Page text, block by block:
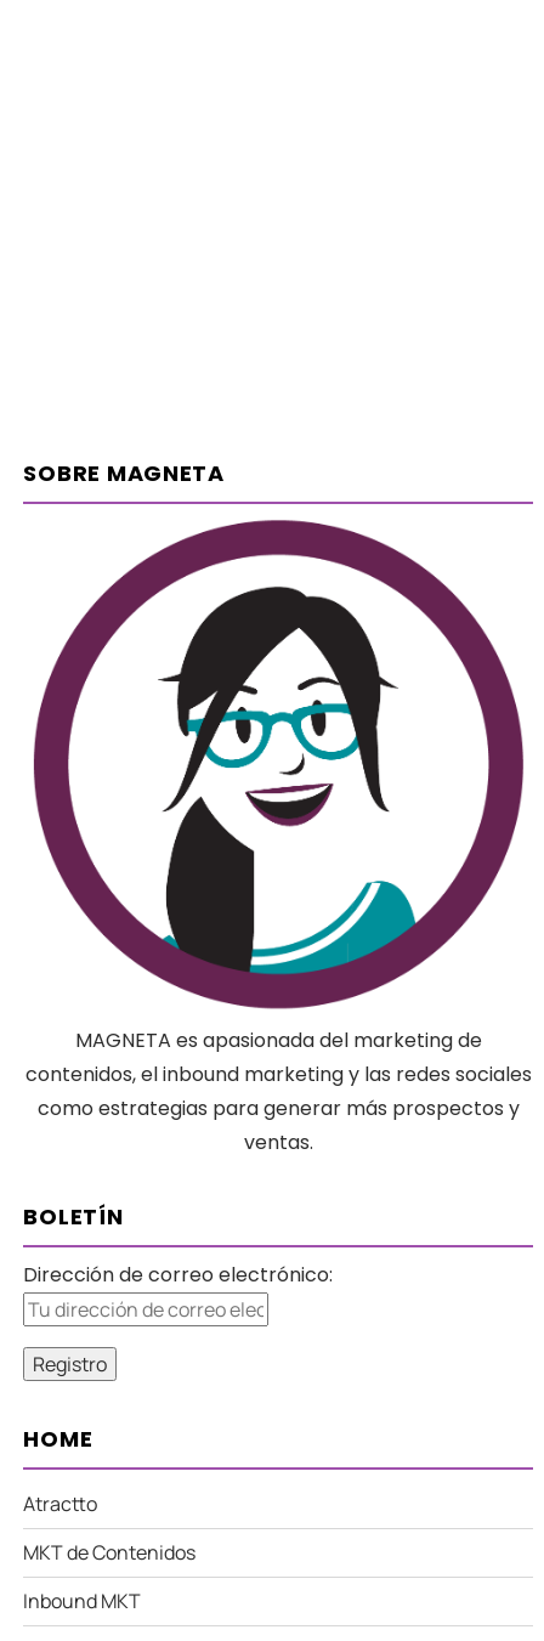
SOBRE MAGNETA
MAGNETA es apasionada del marketing de
contenidos, el inbound marketing y las redes sociales
como estrategias para generar más prospectos y
ventas.
BOLETÍN
Dirección de correo electrónico:
HOME
Atractto
MKT de Contenidos
Inbound MKT